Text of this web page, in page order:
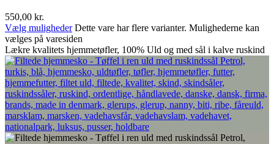
550,00 kr.
Vælg muligheder Dette vare har flere varianter. Mulighederne kan
vælges på varesiden
Lækre kvalitets hjemmetøfler, 100% Uld og med sål i kalve ruskind